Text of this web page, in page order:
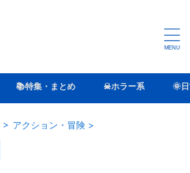
📚特集・まとめ ☠ホラー系 🌞
> アクション・冒険 >